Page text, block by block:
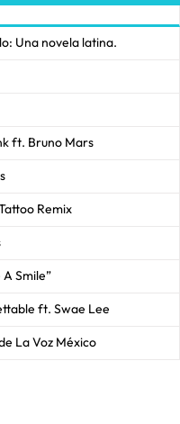
Una novela latina.
ft. Bruno Mars
Remix
Smile”
ft. Swae Lee
La Voz México